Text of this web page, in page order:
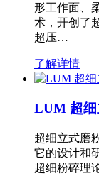
形工作面、
术，开创了
超压…
了解详情
LUM 超细
超细立式磨
它的设计和
超细粉碎理